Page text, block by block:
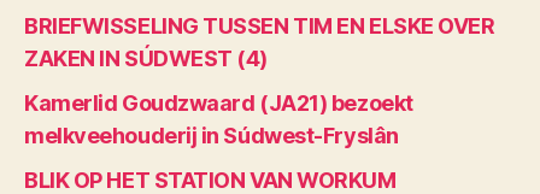
BRIEFWISSELING TUSSEN TIM EN ELSKE OVER
ZAKEN IN SÚDWEST (4)
Kamerlid Goudzwaard (JA21) bezoekt
melkveehouderij in Súdwest-Fryslân
BLIK OP HET STATION VAN WORKUM